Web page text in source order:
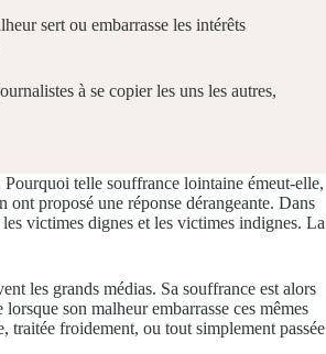
sert ou embarrasse les intérêts
à se copier les uns les autres,
telle souffrance lointaine émeut-elle,
proposé une réponse dérangeante. Dans
victimes dignes et les victimes indignes. La
les grands médias. Sa souffrance est alors
son malheur embarrasse ces mêmes
traitée froidement, ou tout simplement passée